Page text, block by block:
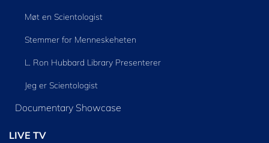
Møt en Scientologist
Stemmer for Menneskeheten
L. Ron Hubbard Library Presenterer
Jeg er Scientologist
Documentary Showcase
LIVE TV